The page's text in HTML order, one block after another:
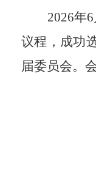
2026年6
议程，成功
届委员会。